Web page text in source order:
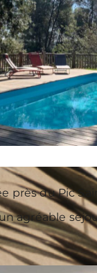
près du Pic
agréable